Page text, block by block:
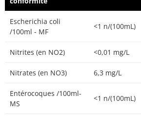
Escherichia coli
/100ml - MF
<1 n/(100mL)
Nitrites (en NO2) <0,01 mg/L
Nitrates (en NO3) 6,3 mg/L
Entérocoques /100ml-
MS
<1 n/(100mL)